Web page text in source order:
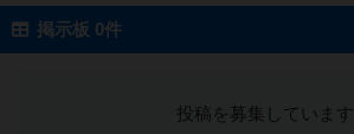
掲示板 0件
投稿を募集しています